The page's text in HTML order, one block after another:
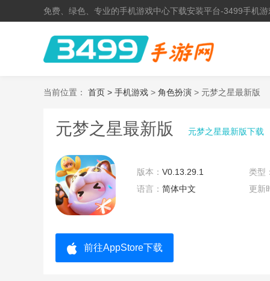
免费、绿色、专业的手机游戏中心下载安装平台-3499手机游
当前位置： 首页 > 手机游戏 > 角色扮演 > 元梦之星最新版
元梦之星最新版 元梦之星最新版下载
版本： V0.13.29.1
类型
语言： 简体中文 更新
前往AppStore下载